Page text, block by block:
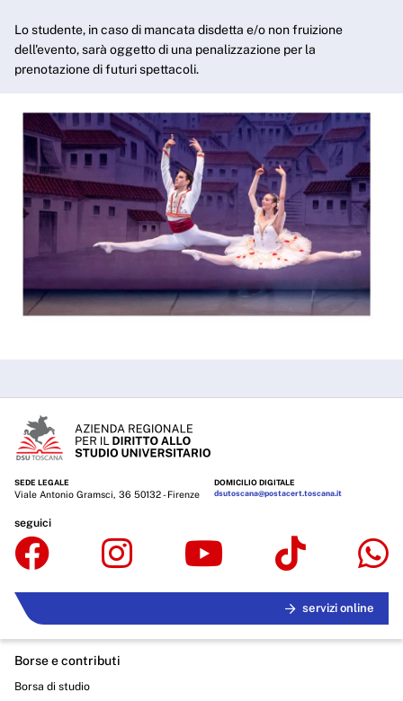
Lo studente, in caso di mancata disdetta e/o non fruizione
dell'evento, sarà oggetto di una penalizzazione per la
prenotazione di futuri spettacoli.
SEDE LEGALE
Viale Antonio Gramsci, 36 50132 - Firenze
DOMICILIO DIGITALE
dsutoscana@postacert.toscana.it
seguici
servizi online
Borse e contributi
Borsa di studio